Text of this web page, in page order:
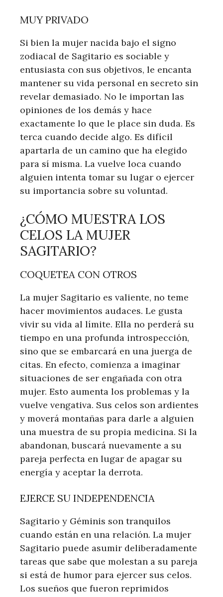
MUY PRIVADO
Si bien la mujer nacida bajo el signo
zodiacal de Sagitario es sociable y
entusiasta con sus objetivos, le encanta
mantener su vida personal en secreto sin
revelar demasiado. No le importan las
opiniones de los demás y hace
exactamente lo que le place sin duda. Es
terca cuando decide algo. Es difícil
apartarla de un camino que ha elegido
para sí misma. La vuelve loca cuando
alguien intenta tomar su lugar o ejercer
su importancia sobre su voluntad.
¿CÓMO MUESTRA LOS
CELOS LA MUJER
SAGITARIO?
COQUETEA CON OTROS
La mujer Sagitario es valiente, no teme
hacer movimientos audaces. Le gusta
vivir su vida al límite. Ella no perderá su
tiempo en una profunda introspección,
sino que se embarcará en una juerga de
citas. En efecto, comienza a imaginar
situaciones de ser engañada con otra
mujer. Esto aumenta los problemas y la
vuelve vengativa. Sus celos son ardientes
y moverá montañas para darle a alguien
una muestra de su propia medicina. Si la
abandonan, buscará nuevamente a su
pareja perfecta en lugar de apagar su
energía y aceptar la derrota.
EJERCE SU INDEPENDENCIA
Sagitario y Géminis son tranquilos
cuando están en una relación. La mujer
Sagitario puede asumir deliberadamente
tareas que sabe que molestan a su pareja
si está de humor para ejercer sus celos.
Los sueños que fueron reprimidos